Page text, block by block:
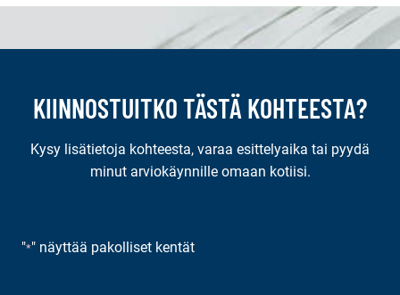
KIINNOSTUITKO TÄSTÄ KOHTEESTA?
Kysy lisätietoja kohteesta, varaa esittelyaika tai pyydä
minut arviokäynnille omaan kotiisi.
"*" näyttää pakolliset kentät